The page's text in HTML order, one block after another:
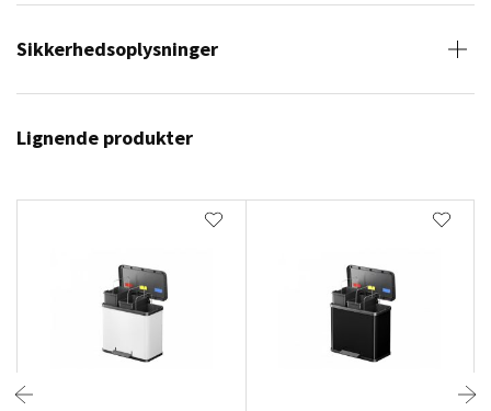
Sikkerhedsoplysninger
Lignende produkter